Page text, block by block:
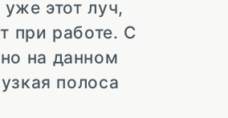
этот луч,
при работе. С
на данном
полоса